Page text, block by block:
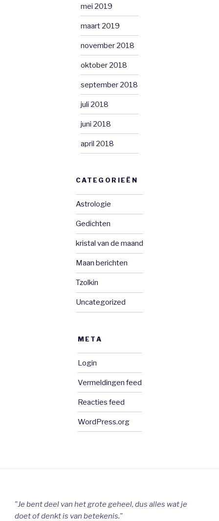
mei 2019
maart 2019
november 2018
oktober 2018
september 2018
juli 2018
juni 2018
april 2018
CATEGORIEËN
Astrologie
Gedichten
kristal van de maand
Maan berichten
Tzolkin
Uncategorized
META
Login
Vermeldingen feed
Reacties feed
WordPress.org
"Je bent deel van het grote geheel, dus alles wat je
doet of denkt is van betekenis."